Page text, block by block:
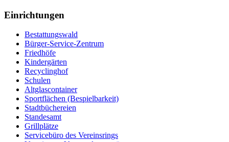
Einrichtungen
Bestattungswald
Bürger-Service-Zentrum
Friedhöfe
Kindergärten
Recyclinghof
Schulen
Altglascontainer
Sportflächen (Bespielbarkeit)
Stadtbüchereien
Standesamt
Grillplätze
Servicebüro des Vereinsrings